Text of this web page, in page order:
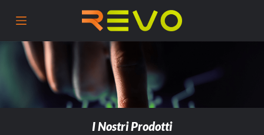
I Nostri Prodotti